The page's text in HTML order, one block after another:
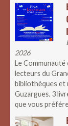
2026
Le Communauté
lecteurs du
bibliothèques et
Guzargues. 3
que vous